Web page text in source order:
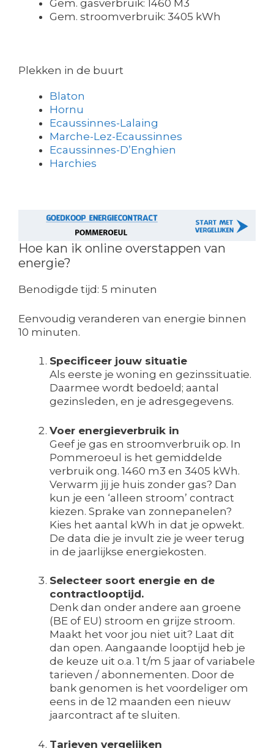
Gem. gasverbruik: 1460 M3
Gem. stroomverbruik: 3405 kWh
Plekken in de buurt
Blaton
Hornu
Ecaussinnes-Lalaing
Marche-Lez-Ecaussinnes
Ecaussinnes-D’Enghien
Harchies
Hoe kan ik online overstappen van
energie?
Benodigde tijd: 5 minuten
Eenvoudig veranderen van energie binnen
10 minuten.
Specificeer jouw situatie
Als eerste je woning en gezinssituatie.
Daarmee wordt bedoeld; aantal
gezinsleden, en je adresgegevens.
Voer energieverbruik in
Geef je gas en stroomverbruik op. In
Pommeroeul is het gemiddelde
verbruik ong. 1460 m3 en 3405 kWh.
Verwarm jij je huis zonder gas? Dan
kun je een ‘alleen stroom’ contract
kiezen. Sprake van zonnepanelen?
Kies het aantal kWh in dat je opwekt.
De data die je invult zie je weer terug
in de jaarlijkse energiekosten.
Selecteer soort energie en de
contractlooptijd.
Denk dan onder andere aan groene
(BE of EU) stroom en grijze stroom.
Maakt het voor jou niet uit? Laat dit
dan open. Aangaande looptijd heb je
de keuze uit o.a. 1 t/m 5 jaar of variabele
tarieven / abonnementen. Door de
bank genomen is het voordeliger om
eens in de 12 maanden een nieuw
jaarcontract af te sluiten.
Tarieven vergelijken